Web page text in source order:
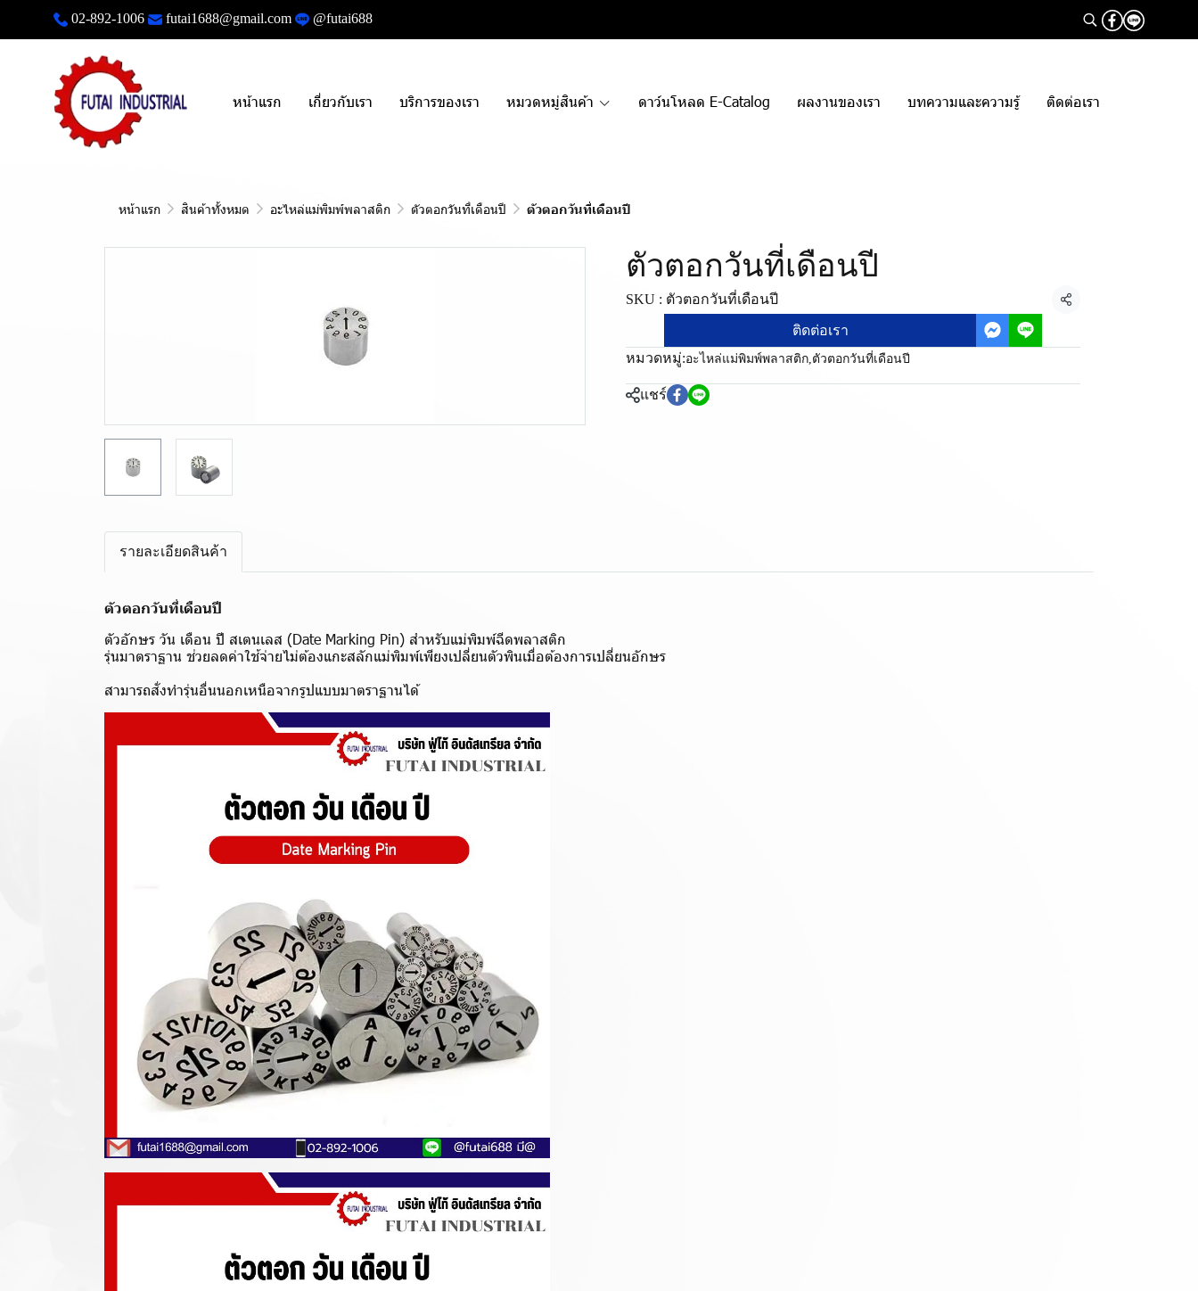
02-892-1006 futai1688@gmail.com @futai688
หน้าแรก เกี่ยวกับเรา บริการของเรา หมวดหมู่สินค้า ดาว์นโหลด E-Catalog ผลงานของเรา บทความและความรู้ ติดต่อเรา
หน้าแรก สินค้าทั้งหมด อะไหล่แม่พิมพ์พลาสติก ตัวตอกวันที่เดือนปี ตัวตอกวันที่เดือนปี
ตัวตอกวันที่เดือนปี
SKU : ตัวตอกวันที่เดือนปี
แชร์
ติดต่อเรา
หมวดหมู่:อะไหล่แม่พิมพ์พลาสติก,ตัวตอกวันที่เดือนปี
แชร์
รายละเอียดสินค้า
ตัวตอกวันที่เดือนปี
ตัวอักษร วัน เดือน ปี สเตนเลส (Date Marking Pin) สำหรับแม่พิมพ์ฉีดพลาสติก
รุ่นมาตราฐาน ช่วยลดค่าใช้จ่ายไม่ต้องแกะสลักแม่พิมพ์เพียงเปลี่ยนตัวพินเมื่อต้องการเปลี่ยนอักษร
สามารถสั่งทำรุ่นอื่นนอกเหนือจากรูปแบบมาตราฐานได้